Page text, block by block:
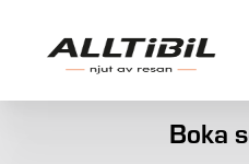
Boka